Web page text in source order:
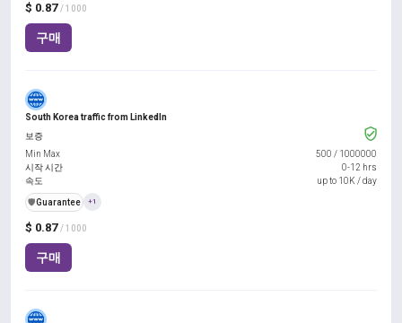
$ 0.87 / 1000
구매
South Korea traffic from LinkedIn
$ 0.87 / 1000
구매
보증
Min Max
500 / 1000000
시작 시간
0-12 hrs
속도
up to 10K / day
️🛡️Guarantee +1